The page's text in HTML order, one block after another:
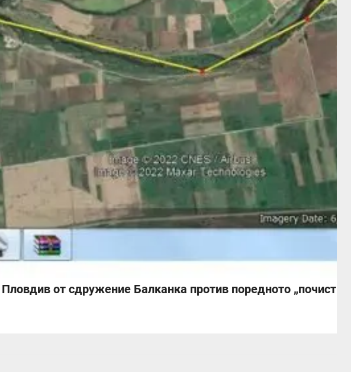
от сдружение Балканка против поредното